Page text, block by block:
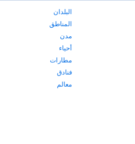
البلدان
المناطق
مدن
أحياء
مطارات
فنادق
معالم